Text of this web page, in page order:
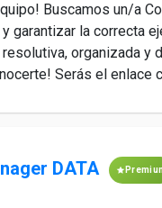
Buscamos un/a
garantizar la correcta
resolutiva, organizada
Serás el enlace
DATA